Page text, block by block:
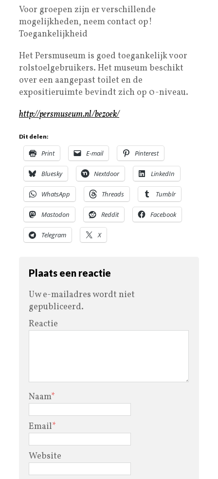
Voor groepen zijn er verschillende
mogelijkheden, neem contact op!
Toegankelijkheid
Het Persmuseum is goed toegankelijk voor
rolstoelgebruikers. Het museum beschikt
over een aangepast toilet en de
expositieruimte bevindt zich op 0-niveau.
http://persmuseum.nl/bezoek/
Dit delen:
Print E-mail Pinterest
Bluesky Nextdoor LinkedIn
WhatsApp Threads Tumblr
Mastodon Reddit Facebook
Telegram X
Plaats een reactie
Uw e-mailadres wordt niet
gepubliceerd.
Reactie
Naam*
Email*
Website